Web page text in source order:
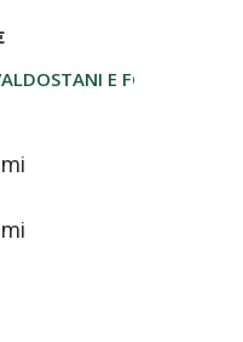
E FONTINA